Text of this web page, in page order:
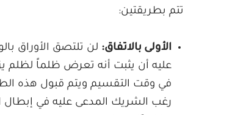
تتم بطريقتين:
الأولى بالاتفاق: لن تلتصق الأوراق
عليه أن يثبت أنه تعرض ظلماً لظلم
في وقت التقسيم ويتم قبول هذه
رغب الشريك المدعى عليه في إبطال